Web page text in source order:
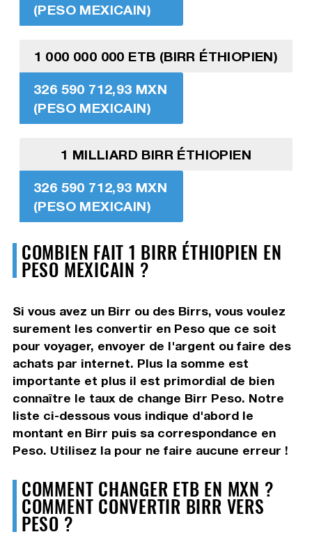
(PESO MEXICAIN)
1 000 000 000 ETB (BIRR ÉTHIOPIEN)
326 590 712,93 MXN
(PESO MEXICAIN)
1 MILLIARD BIRR ÉTHIOPIEN
326 590 712,93 MXN
(PESO MEXICAIN)
COMBIEN FAIT 1 BIRR ÉTHIOPIEN EN
PESO MEXICAIN ?
Si vous avez un Birr ou des Birrs, vous voulez
surement les convertir en Peso que ce soit
pour voyager, envoyer de l'argent ou faire des
achats par internet. Plus la somme est
importante et plus il est primordial de bien
connaître le taux de change Birr Peso. Notre
liste ci-dessous vous indique d'abord le
montant en Birr puis sa correspondance en
Peso. Utilisez la pour ne faire aucune erreur !
COMMENT CHANGER ETB EN MXN ?
COMMENT CONVERTIR BIRR VERS
PESO ?